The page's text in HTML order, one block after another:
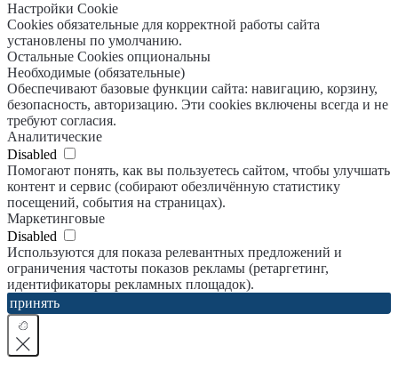
Настройки Cookie
Cookies обязательные для корректной работы сайта
установлены по умолчанию.
Остальные Cookies опциональны
Необходимые (обязательные)
Обеспечивают базовые функции сайта: навигацию, корзину,
безопасность, авторизацию. Эти cookies включены всегда и не
требуют согласия.
Аналитические
Disabled
Помогают понять, как вы пользуетесь сайтом, чтобы улучшать
контент и сервис (собирают обезличённую статистику
посещений, события на страницах).
Маркетинговые
Disabled
Используются для показа релевантных предложений и
ограничения частоты показов рекламы (ретаргетинг,
идентификаторы рекламных площадок).
принять